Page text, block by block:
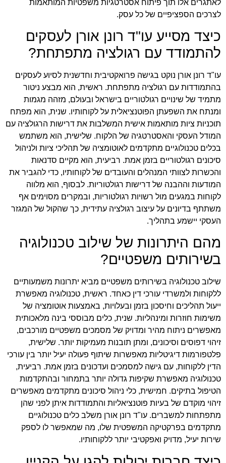
לאתגרים אלו תוך פיתוח אסטרטגיות משפטיות המותאמות
לצרכים הספציפיים של כל עסק.
כיצד מסייע עו"ד רונן אורן לעסקים
להתמודד עם רגולציה מתפתחת?
עו"ד רונן אורן נוקט בגישה פרואקטיבית וחדשנית לסיוע לעסקים
בהתמודדות עם רגולציה מתפתחת. ראשית, הוא מבצע ניטור
מתמיד של שינויים רגולטוריים בישראל ובעולם, מזהה מגמות
ומנתח את השפעתן הפוטנציאלית על לקוחותיו. שנית, הוא מפתח
תוכניות ציות מותאמות אישית המשלבות את דרישות הרגולציה עם
המודל העסקי והאסטרטגיה של הלקוח. שלישית, הוא משתמש
בכלים טכנולוגיים מתקדמים לאוטומציה של תהליכי ציות ולניהול
סיכונים רגולטוריים בזמן אמת. רביעית, הוא מקיים סדנאות
והכשרות לצוותי המנהלים והעובדים של לקוחותיו, כדי להגביר את
המודעות וההבנה של דרישות רגולטוריות. לבסוף, הוא מלווה
לקוחות במגעים מול רשויות רגולטוריות, ובמקרים מסוימים אף
משתתף בדיונים על עיצוב רגולציה עתידית, כך שהקול של המגזר
העסקי יישמע בתהליך.
מהם היתרונות של שילוב טכנולוגיה
בשירותים משפטיים?
שילוב טכנולוגיה בשירותים משפטיים מביא יתרונות משמעותיים
ללקוחות ולמשרדי עורכי דין כאחד. ראשית, טכנולוגיה מאפשרת
ייעול תהליכים וחיסכון בזמן ובעלויות, באמצעות אוטומציה של
משימות חוזרות ומינהליות. שנית, כלים מבוססי בינה מלאכותית
מאפשרים ניתוח מהיר ומדויק של מסמכים משפטיים מורכבים,
זיהוי דפוסים וסיכונים, ומתן תובנות מעמיקות יותר. שלישית,
פלטפורמות דיגיטליות מאפשרות שיתוף פעולה יעיל יותר בין עורכי
הדין ללקוחות, עם גישה למסמכים ועדכונים בזמן אמת. רביעית,
טכנולוגיה מאפשרת שקיפות גדולה יותר בתמחור ובהתקדמות
הטיפול בתיקים. חמישית, כלי ניהול סיכונים מתקדמים מאפשרים
זיהוי מוקדם של בעיות פוטנציאליות והתמודדות איתן לפני שהן
מתפתחות למשברים. עו"ד רונן אורן משלב כלים טכנולוגיים
מתקדמים בפרקטיקה המשפטית שלו, מה שמאפשר לו לספק
שירות יעיל, מדויק ואפקטיבי יותר ללקוחותיו.